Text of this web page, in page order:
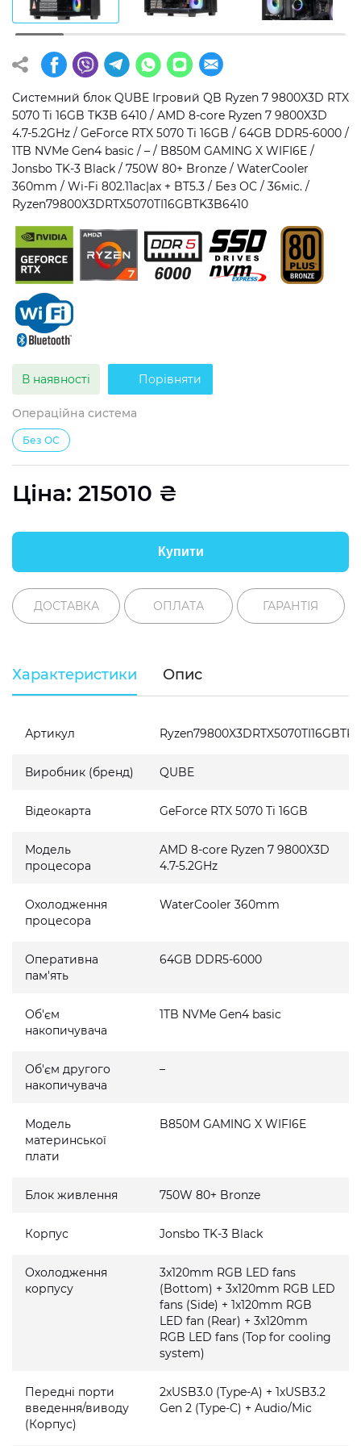
Операційна система
Windows 11 Home
Windows 11 Pro
Без ОС
Тип накопичувача
SSD
HDD
SSD + HDD
Додатково
RGB-підсвічування
Надшвидкий M.2 SSD NVME
Системний блок QUBE Ігровий QB Ryzen 7 9800X3D RTX
5070 Ti 16GB TK3B 6410 / AMD 8-core Ryzen 7 9800X3D
4.7-5.2GHz / GeForce RTX 5070 Ti 16GB / 64GB DDR5-6000 /
1TB NVMe Gen4 basic / – / B850M GAMING X WIFI6E /
Jonsbo TK-3 Black / 750W 80+ Bronze / WaterCooler
360mm / Wi-Fi 802.11ac|ax + BT5.3 / Без ОС / 36міс. /
Ryzen79800X3DRTX5070TI16GBTK3B6410
В наявності Порівняти
Операційна система
Без ОС
Ціна: 215010 ₴
Купити
ДОСТАВКА ОПЛАТА ГАРАНТІЯ
Характеристики Опис
Артикул
Виробник (бренд) QUBE
Відеокарта GeForce RTX 5070 Ti 16GB
Модель
процесора
AMD 8-core Ryzen 7 9800X3D
4.7-5.2GHz
Охолодження
процесора
WaterCooler 360mm
Оперативна
пам'ять
64GB DDR5-6000
Об'єм
накопичувача
1TB NVMe Gen4 basic
Об'єм другого
накопичувача
–
Модель
материнської
плати
B850M GAMING X WIFI6E
Блок живлення 750W 80+ Bronze
Корпус Jonsbo TK-3 Black
Охолодження
корпусу
3x120mm RGB LED fans
(Bottom) + 3x120mm RGB LED
fans (Side) + 1x120mm RGB
LED fan (Rear) + 3x120mm
RGB LED fans (Top for cooling
system)
Передні порти
введення/виводу
(Корпус)
2xUSB3.0 (Type-A) + 1xUSB3.2
Gen 2 (Type-C) + Audio/Mic